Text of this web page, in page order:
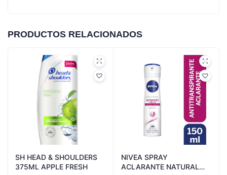
PRODUCTOS RELACIONADOS
SH HEAD & SHOULDERS
375ML APPLE FRESH
NIVEA SPRAY
ACLARANTE NATURAL